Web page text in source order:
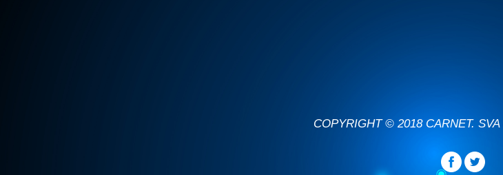
COPYRIGHT © 2018 CARNET. SVA